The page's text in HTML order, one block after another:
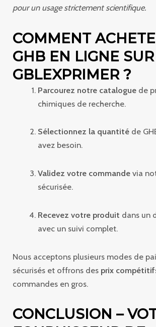
pour un usage strictement scientifique.
COMMENT
GHB EN LIGNE SUR
GBLEXPRIMER ?
Parcourez notre cataloguede
chimiques de recherche.
Sélectionnez la quantitéde
avez besoin.
Validez votre commandevia
sécurisée.
Recevez votre produit dans un
avec un suivi complet.
Nous acceptons plusieurs modes de
sécurisés et offrons des prix
commandes en gros.
CONCLUSION –